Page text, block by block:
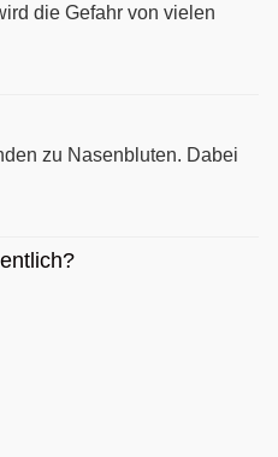
die Gefahr von vielen
zu Nasenbluten. Dabei